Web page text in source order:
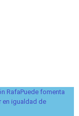
RafaPuede fomenta
en igualdad de